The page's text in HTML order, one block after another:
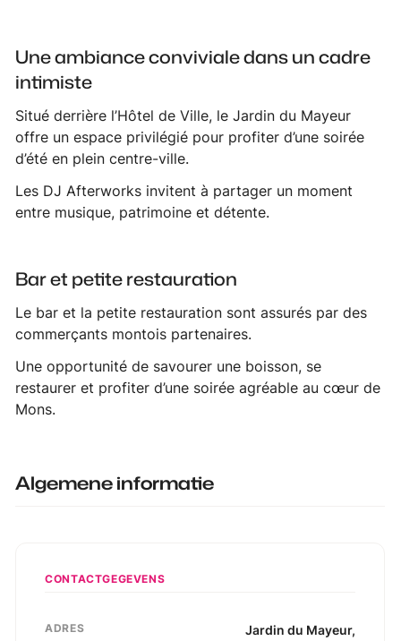
Une ambiance conviviale dans un cadre
intimiste
Situé derrière l’Hôtel de Ville, le Jardin du Mayeur
offre un espace privilégié pour profiter d’une soirée
d’été en plein centre-ville.
Les DJ Afterworks invitent à partager un moment
entre musique, patrimoine et détente.
Bar et petite restauration
Le bar et la petite restauration sont assurés par des
commerçants montois partenaires.
Une opportunité de savourer une boisson, se
restaurer et profiter d’une soirée agréable au cœur de
Mons.
Algemene informatie
CONTACTGEGEVENS
ADRES Jardin du Mayeur,